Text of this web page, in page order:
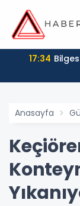
17:34
Anasayfa